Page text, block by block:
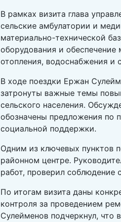
В рамках визита глава
сельские амбулатории и
материально-технической
оборудования и
отопления, водоснабжения и
В ходе поездки Ержан
затронуты важные темы
сельского населения.
обозначены предложения по
социальной поддержки.
Одним из ключевых пунктов
районном центре.
работ, проверил соблюдение
По итогам визита даны
контроля за проведением
Сулейменов подчеркнул,